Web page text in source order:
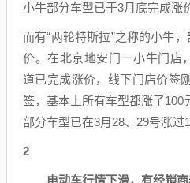
小牛部分车型已于3月底完成涨
而有“两轮特斯拉”之称的小牛
价。在北京地安门一小牛门店
道已完成涨价，线下门店价签
签，基本上所有车型都涨了100
部分车型已在3月28、29号涨过
2
电动车行情下滑，有经销